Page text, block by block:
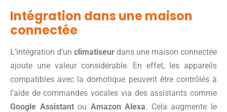
Intégration dans une maison
connectée
L’intégration d’un climatiseur dans une maison connectée
ajoute une valeur considérable. En effet, les appareils
compatibles avec la domotique peuvent être contrôlés à
l’aide de commandes vocales via des assistants comme
Google Assistantou Amazon Alexa. Cela augmente le